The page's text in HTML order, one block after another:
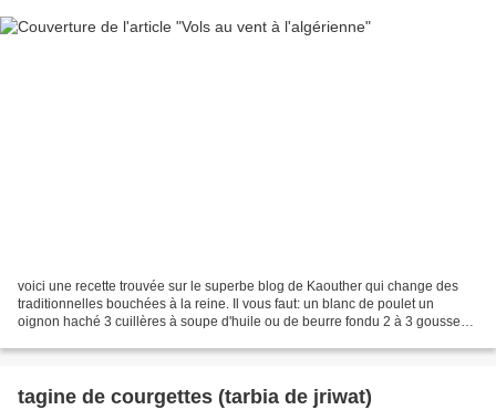
voici une recette trouvée sur le superbe blog de Kaouther qui change des
traditionnelles bouchées à la reine. Il vous faut: un blanc de poulet un
oignon haché 3 cuillères à soupe d'huile ou de beurre fondu 2 à 3 gousses
tagine de courgettes (tarbia de jriwat)